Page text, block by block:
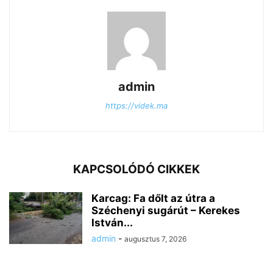
admin
https://videk.ma
KAPCSOLÓDÓ CIKKEK
Karcag: Fa dőlt az útra a
Széchenyi sugárút – Kerekes
István...
admin - augusztus 7, 2026